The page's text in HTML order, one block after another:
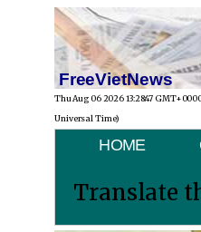
FreeVietNews
Thu Aug 06 2026 13:28:47
Universal Time)
HOME
Translate